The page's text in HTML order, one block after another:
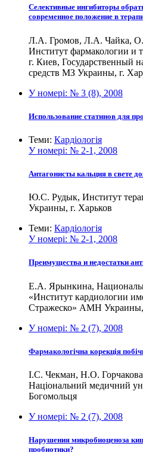
Селективные ингибиторы
современное положение в
Л.А. Громов, Л.А. Чайка,
Институт фармакологии
г. Киев, Государственный
средств МЗ Украины, г.
У номері: № 3 (8), 2008
Использование статинов для
Теми: Кардіологія
У номері: № 2-1, 2008
Антагонисты кальция в свете
Ю.С. Рудык, Институт
Украины, г. Харьков
Теми: Кардіологія
У номері: № 2-1, 2008
Преимущества и недостатки
Е.А. Ярынкина,
«Институт кардиологии
Стражеско» АМН Украины,
У номері: № 2 (7), 2008
Фармакологічна корекція
І.С. Чекман, Н.О.
Національний медичний
Богомольця
У номері: № 2 (7), 2008
Нарушения микробиоценоза
пробиотики?